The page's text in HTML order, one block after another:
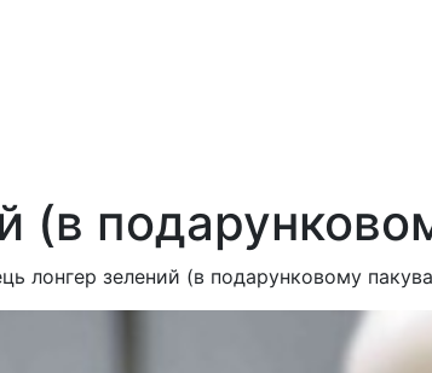
(в
лонгер зелений (в подарунковому